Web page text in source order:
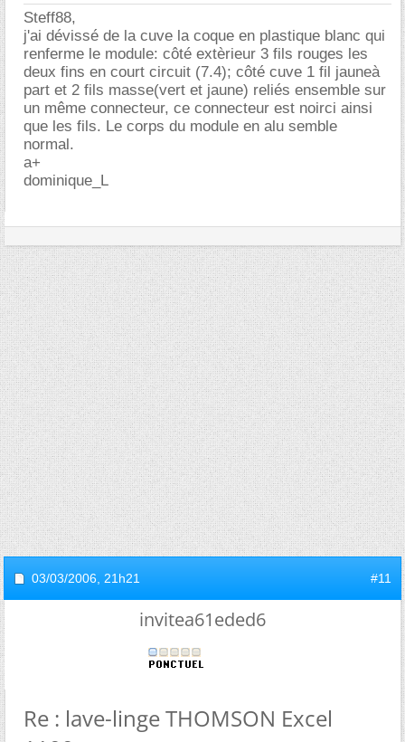
Steff88,
j'ai dévissé de la cuve la coque en plastique blanc qui
renferme le module: côté extèrieur 3 fils rouges les
deux fins en court circuit (7.4); côté cuve 1 fil jauneà
part et 2 fils masse(vert et jaune) reliés ensemble sur
un même connecteur, ce connecteur est noirci ainsi
que les fils. Le corps du module en alu semble
normal.
a+
dominique_L
03/03/2006, 21h21 #11
invitea61eded6
Re : lave-linge THOMSON Excel